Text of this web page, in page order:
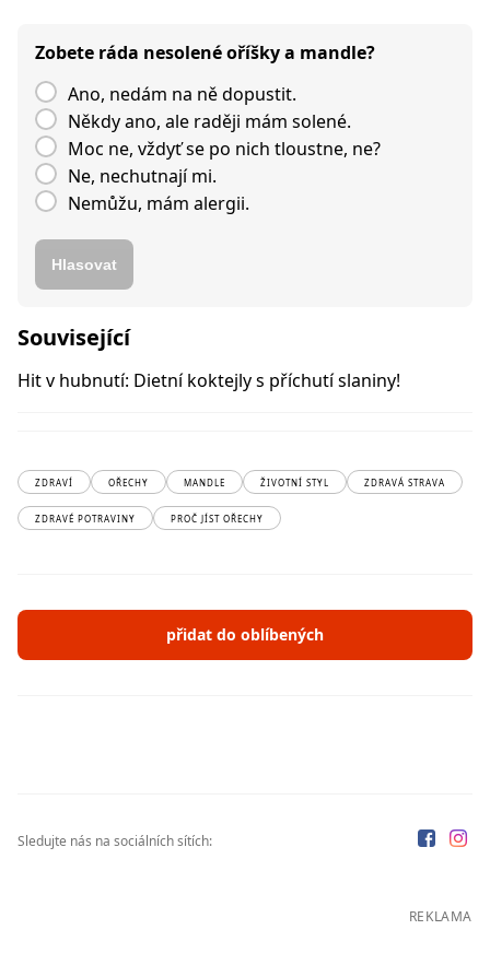
Zobete ráda nesolené oříšky a mandle?
Ano, nedám na ně dopustit.
Někdy ano, ale raději mám solené.
Moc ne, vždyť se po nich tloustne, ne?
Ne, nechutnají mi.
Nemůžu, mám alergii.
Hlasovat
Související
Hit v hubnutí: Dietní koktejly s příchutí slaniny!
ZDRAVÍ OŘECHY MANDLE ŽIVOTNÍ STYL ZDRAVÁ STRAVA
ZDRAVÉ POTRAVINY PROČ JÍST OŘECHY
přidat do oblíbených
Sledujte nás na sociálních sítích:
REKLAMA